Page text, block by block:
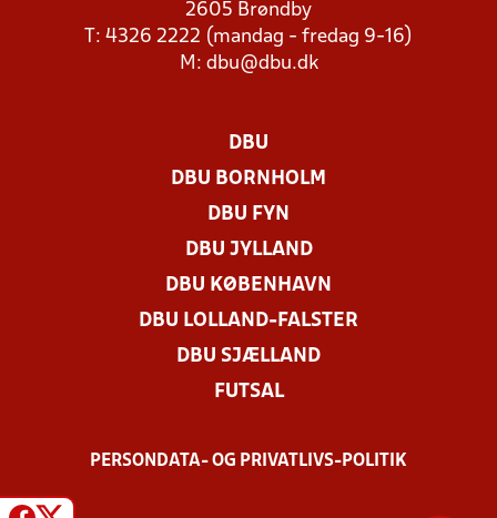
2605 Brøndby
T: 4326 2222 (mandag - fredag 9-16)
M: dbu@dbu.dk
DBU
DBU BORNHOLM
DBU FYN
DBU JYLLAND
DBU KØBENHAVN
DBU LOLLAND-FALSTER
DBU SJÆLLAND
FUTSAL
PERSONDATA- OG PRIVATLIVS-POLITIK